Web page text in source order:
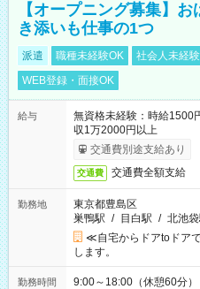
【オープニング募集】
き添いも仕事の1つ
派遣 職種未経験OK 社会人未経
WEB登録・面接OK
給与
無資格未経験：時給
収1万2000円以上
交通費別途支給あり
交通費 交通費全額支給
勤務地
東京都豊島区
巣鴨駅 / 目白駅 / 北池
≪自宅からドアtoドア
します。
勤務時間
9:00～18:00（休憩60分） ■ご希望があれば下記シフトもOK！